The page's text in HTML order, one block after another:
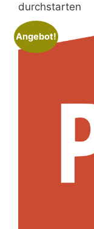
durchstarten
Angebot!